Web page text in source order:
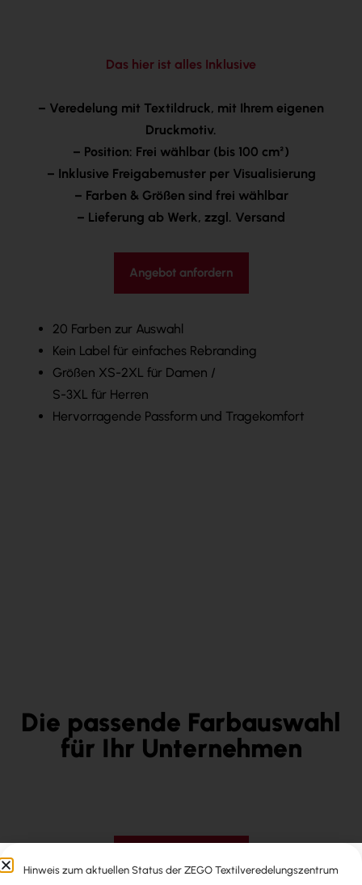
Das hier ist alles Inklusive
– Veredelung mit Textildruck, mit Ihrem eigenen
Druckmotiv.
– Position: Frei wählbar (bis 100 cm²)
– Inklusive Freigabemuster per Visualisierung
– Farben & Größen sind frei wählbar
– Lieferung ab Werk, zzgl. Versand
Angebot anfordern
20 Farben zur Auswahl
Kein Label für einfaches Rebranding
Größen XS-2XL für Damen /
S-3XL für Herren
Hervorragende Passform und Tragekomfort
Die passende Farbauswahl
für Ihr Unternehmen
Hinweis zum aktuellen Status der ZEGO Textilveredelungszentrum